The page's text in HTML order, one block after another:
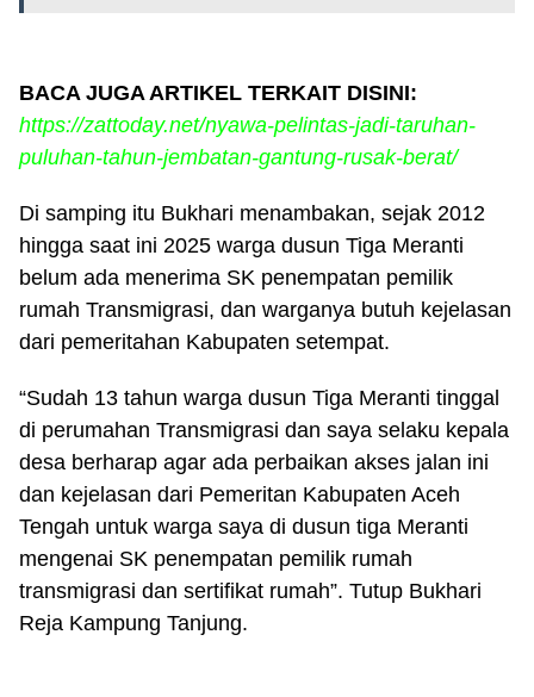
BACA JUGA ARTIKEL TERKAIT DISINI:
https://zattoday.net/nyawa-pelintas-jadi-taruhan-
puluhan-tahun-jembatan-gantung-rusak-berat/
Di samping itu Bukhari menambakan, sejak 2012
hingga saat ini 2025 warga dusun Tiga Meranti
belum ada menerima SK penempatan pemilik
rumah Transmigrasi, dan warganya butuh kejelasan
dari pemeritahan Kabupaten setempat.
“Sudah 13 tahun warga dusun Tiga Meranti tinggal
di perumahan Transmigrasi dan saya selaku kepala
desa berharap agar ada perbaikan akses jalan ini
dan kejelasan dari Pemeritan Kabupaten Aceh
Tengah untuk warga saya di dusun tiga Meranti
mengenai SK penempatan pemilik rumah
transmigrasi dan sertifikat rumah”. Tutup Bukhari
Reja Kampung Tanjung.